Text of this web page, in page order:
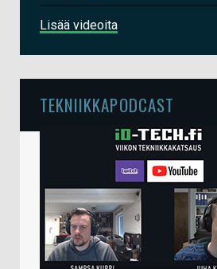
Lisää videoita
TEKNIIKKAPODCAST